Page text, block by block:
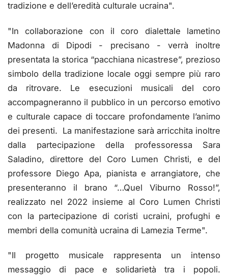
tradizione e dell’eredità culturale ucraina".
"In collaborazione con il coro dialettale lametino
Madonna di Dipodi - precisano - verrà inoltre
presentata la storica “pacchiana nicastrese”, prezioso
simbolo della tradizione locale oggi sempre più raro
da ritrovare. Le esecuzioni musicali del coro
accompagneranno il pubblico in un percorso emotivo
e culturale capace di toccare profondamente l’animo
dei presenti. La manifestazione sarà arricchita inoltre
dalla partecipazione della professoressa Sara
Saladino, direttore del Coro Lumen Christi, e del
professore Diego Apa, pianista e arrangiatore, che
presenteranno il brano “…Quel Viburno Rosso!”,
realizzato nel 2022 insieme al Coro Lumen Christi
con la partecipazione di coristi ucraini, profughi e
membri della comunità ucraina di Lamezia Terme".
"Il progetto musicale rappresenta un intenso
messaggio di pace e solidarietà tra i popoli.